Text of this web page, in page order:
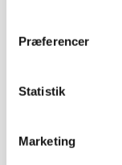
Præferencer
Statistik
Marketing